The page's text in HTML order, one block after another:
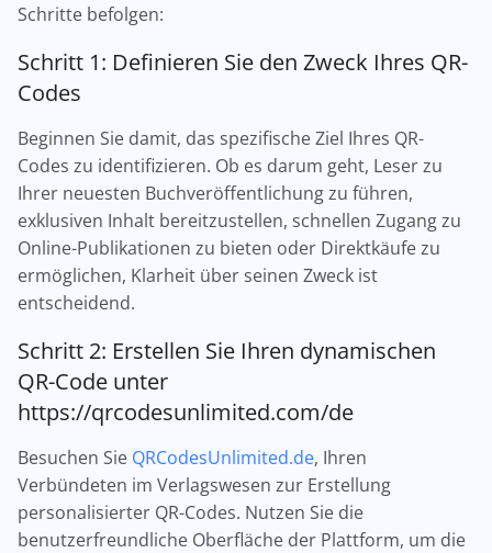
Schritte befolgen:
Schritt 1: Definieren Sie den Zweck Ihres QR-
Codes
Beginnen Sie damit, das spezifische Ziel Ihres QR-
Codes zu identifizieren. Ob es darum geht, Leser zu
Ihrer neuesten Buchveröffentlichung zu führen,
exklusiven Inhalt bereitzustellen, schnellen Zugang zu
Online-Publikationen zu bieten oder Direktkäufe zu
ermöglichen, Klarheit über seinen Zweck ist
entscheidend.
Schritt 2: Erstellen Sie Ihren dynamischen
QR-Code unter
https://qrcodesunlimited.com/de
Besuchen Sie QRCodesUnlimited.de, Ihren
Verbündeten im Verlagswesen zur Erstellung
personalisierter QR-Codes. Nutzen Sie die
benutzerfreundliche Oberfläche der Plattform, um die